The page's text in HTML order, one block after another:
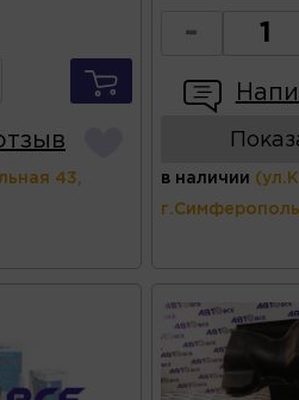
43,
-
в наличии